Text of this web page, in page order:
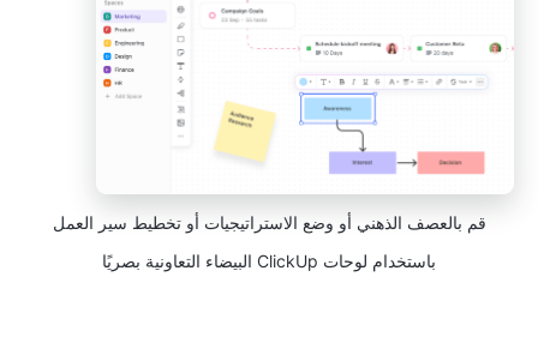
قم بالعصف الذهني أو وضع الاستراتيجيات أو تخطيط سير العمل
باستخدام لوحات ClickUp البيضاء التعاونية بصريًا